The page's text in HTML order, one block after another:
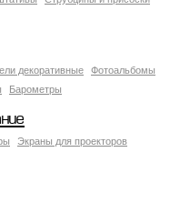
декоративные
Фотоальбомы
Барометры
Экраны для проекторов